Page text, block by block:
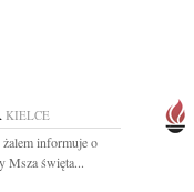
KIELCE
żalem informuje o
Msza święta...